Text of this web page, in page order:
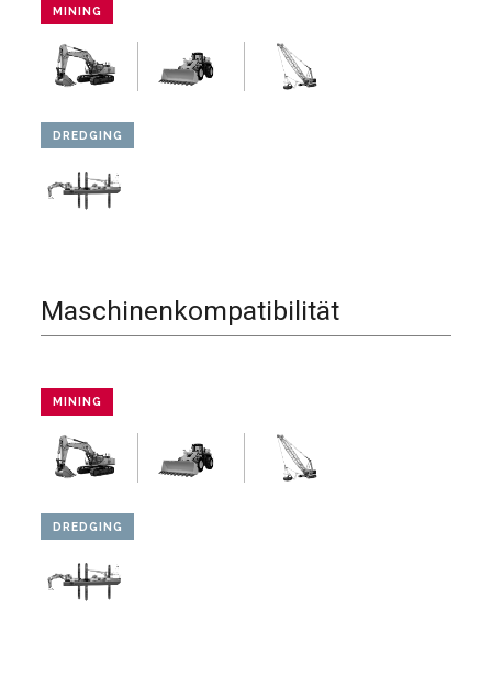
MINING
DREDGING
Maschinenkompatibilität
MINING
DREDGING